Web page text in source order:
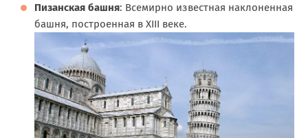
Пизанская башня: Всемирно известная наклоненная
башня, построенная в XIII веке.